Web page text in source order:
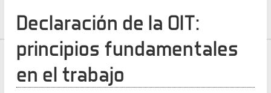
Declaración de la OIT:
principios fundamentales
en el trabajo